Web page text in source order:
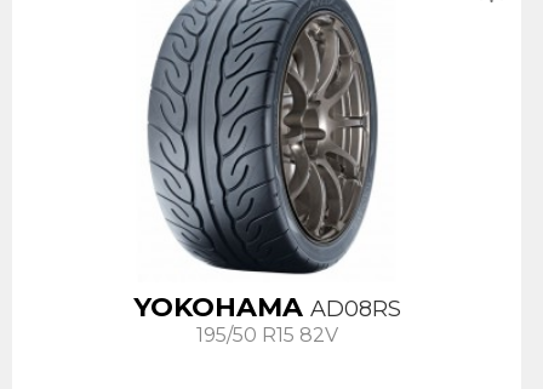
YOKOHAMA AD08RS
195/50 R15 82V